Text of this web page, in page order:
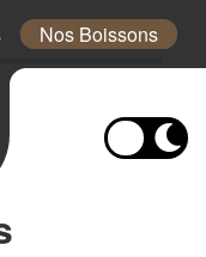
Nos Boissons